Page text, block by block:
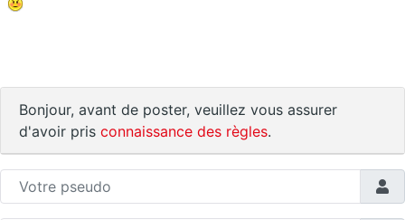
Bonjour, avant de poster, veuillez vous assurer
d'avoir pris connaissance des règles.